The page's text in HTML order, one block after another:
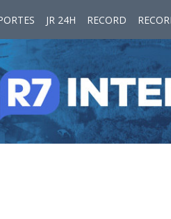
JR 24H RECORD